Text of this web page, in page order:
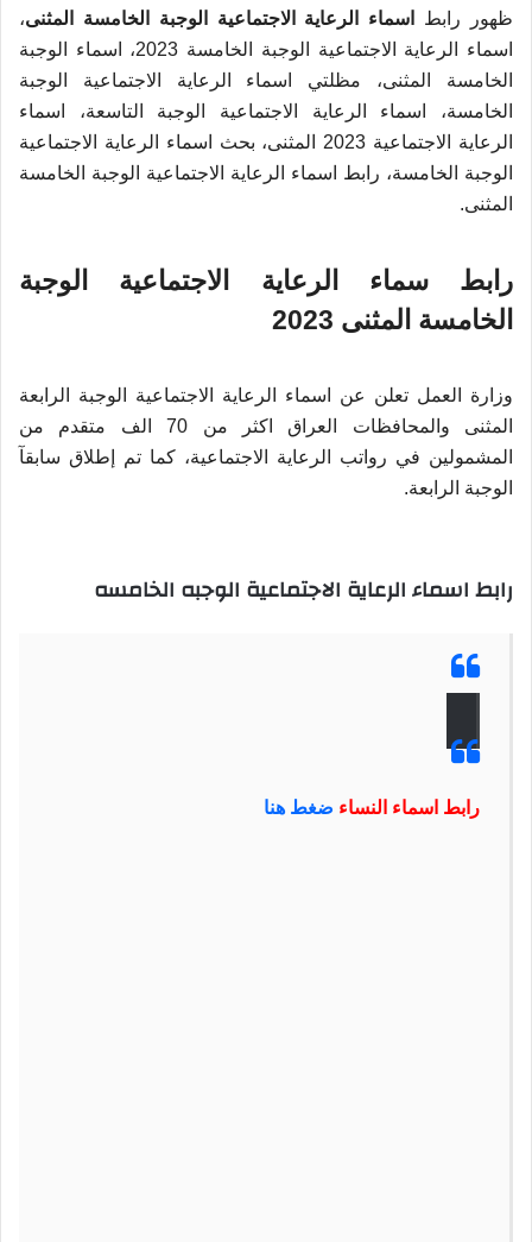
ظهور رابط اسماء الرعاية الاجتماعية الوجبة الخامسة المثنى،
اسماء الرعاية الاجتماعية الوجبة الخامسة 2023، اسماء الوجبة
الخامسة المثنى، مظلتي اسماء الرعاية الاجتماعية الوجبة
الخامسة، اسماء الرعاية الاجتماعية الوجبة التاسعة، اسماء
الرعاية الاجتماعية 2023 المثنى، بحث اسماء الرعاية الاجتماعية
الوجبة الخامسة، رابط اسماء الرعاية الاجتماعية الوجبة الخامسة
المثنى.
رابط سماء الرعاية الاجتماعية الوجبة
الخامسة المثنى 2023
وزارة العمل تعلن عن اسماء الرعاية الاجتماعية الوجبة الرابعة
المثنى والمحافظات العراق اكثر من 70 الف متقدم من
المشمولين في رواتب الرعاية الاجتماعية، كما تم إطلاق سابقآ
الوجبة الرابعة.
رابط اسماء الرعاية الاجتماعية الوجبه الخامسه
رابط اسماء النساء ضغط هنا